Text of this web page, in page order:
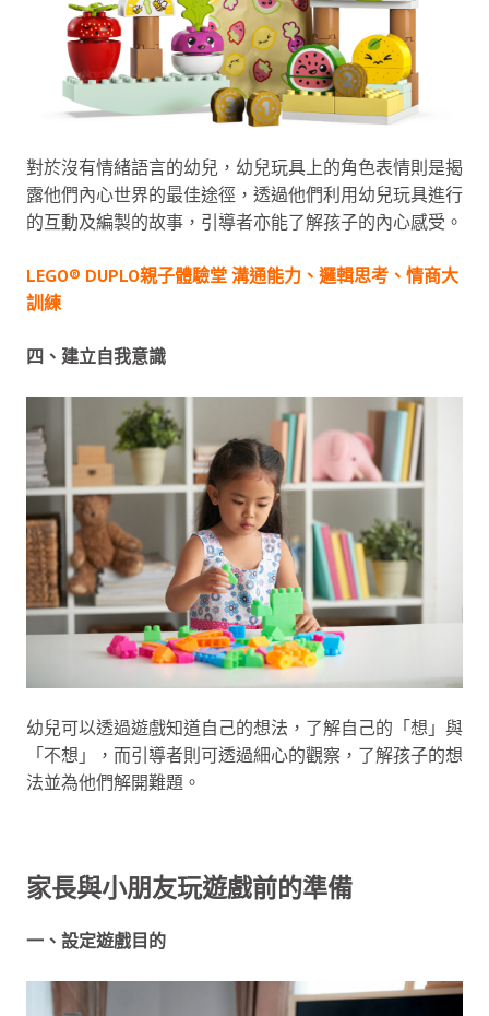
對於沒有情緒語言的幼兒，幼兒玩具上的角色表情則是揭
露他們內心世界的最佳途徑，透過他們利用幼兒玩具進行
的互動及編製的故事，引導者亦能了解孩子的內心感受。
LEGO® DUPLO親子體驗堂 溝通能力、邏輯思考、情商大
訓練
四、建立自我意識
幼兒可以透過遊戲知道自己的想法，了解自己的「想」與
「不想」，而引導者則可透過細心的觀察，了解孩子的想
法並為他們解開難題。
家長與小朋友玩遊戲前的準備
一、設定遊戲目的